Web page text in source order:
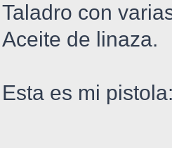
Taladro con
Aceite de linaza.
Esta es mi